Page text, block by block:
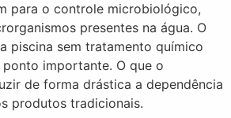
para o controle microbiológico,
presentes na água. O
piscina sem tratamento químico
ponto importante. O que o
de forma drástica a dependência
produtos tradicionais.